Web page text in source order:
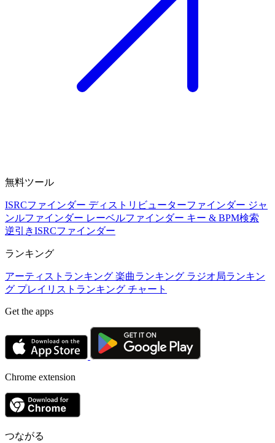
無料ツール
ISRCファインダー ディストリビューターファインダー ジャ
ンルファインダー レーベルファインダー キー & BPM検索
逆引きISRCファインダー
ランキング
アーティストランキング 楽曲ランキング ラジオ局ランキン
グ プレイリストランキング チャート
Get the apps
Chrome extension
つながる